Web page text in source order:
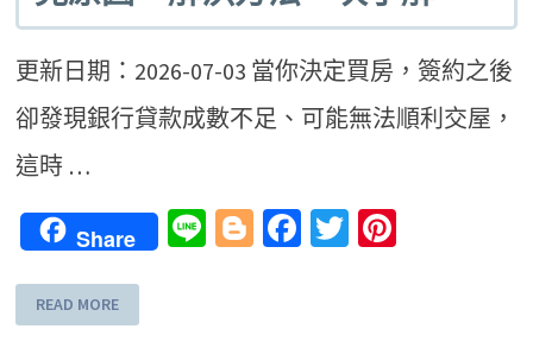
更新日期：2026-07-03 當你決定買房，簽約之後
卻發現銀行貸款成數不足、可能無法順利交屋，
這時 …
Share LineBlogger
Facebook
Twitter
READ MORE